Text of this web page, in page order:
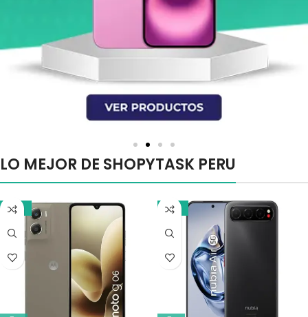
LO MEJOR DE SHOPYTASK PERU
-10% -13%